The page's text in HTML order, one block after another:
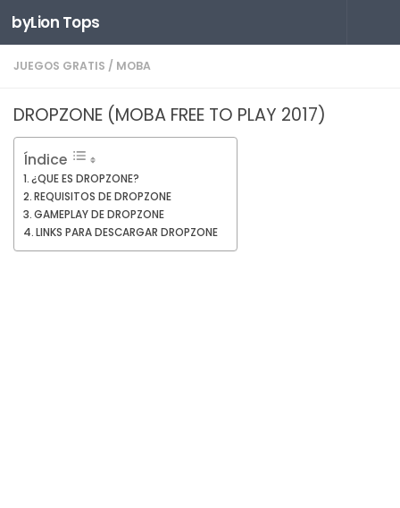
Saltar al contenido
byLion Tops
JUEGOS GRATIS / MOBA
DROPZONE (MOBA FREE TO PLAY 2017)
Índice
¿QUE ES DROPZONE?
REQUISITOS DE DROPZONE
GAMEPLAY DE DROPZONE
LINKS PARA DESCARGAR DROPZONE